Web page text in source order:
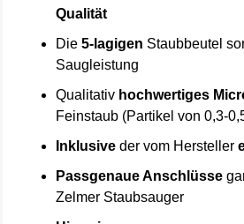
Qualität
Die5-lagigen Staubbeutel
Saugleistung
Qualitativ hochwertiges
Feinstaub (Partikel von 0,3-
Inklusive der vom Hersteller
Passgenaue Anschlüsse
Zelmer Staubsauger